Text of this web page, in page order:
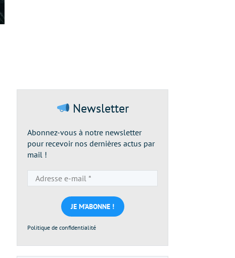
Newsletter
Abonnez-vous à notre newsletter
pour recevoir nos dernières actus par
mail !
e-
mail
*
Politique de confidentialité